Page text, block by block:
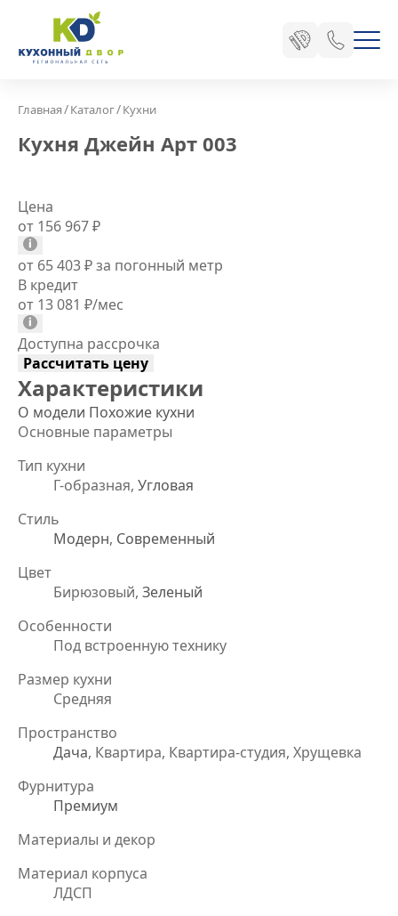
Главная/Каталог/Кухни
Кухня Джейн Арт 003
Цена
от 156 967₽
от 65 403₽за погонный метр
В кредит
от 13 081 ₽/мес
Доступна рассрочка
Рассчитать цену
Характеристики
О модели Похожие кухни
Основные параметры
Тип кухни
Г-образная, Угловая
Стиль
Модерн, Современный
Цвет
Бирюзовый, Зеленый
Особенности
Под встроенную технику
Размер кухни
Средняя
Пространство
Дача, Квартира, Квартира-студия, Хрущевка
Фурнитура
Премиум
Материалы и декор
Материал корпуса
ЛДСП